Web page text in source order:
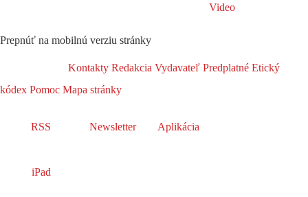
Video
Prepnúť na mobilnú verziu stránky
Kontakty Redakcia Vydavateľ Predplatné Etický
kódex Pomoc Mapa stránky
RSS Newsletter Aplikácia
iPad